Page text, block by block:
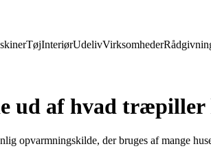
TøjInteriørUdelivVirksomheder
ud af hvad træpiller
opvarmningskilde, der bruges af mange